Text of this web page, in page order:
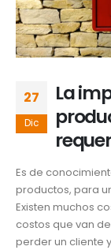
27
Dic
La
Es de
productos, para
Existen muchos
costos que van
perder un cliente